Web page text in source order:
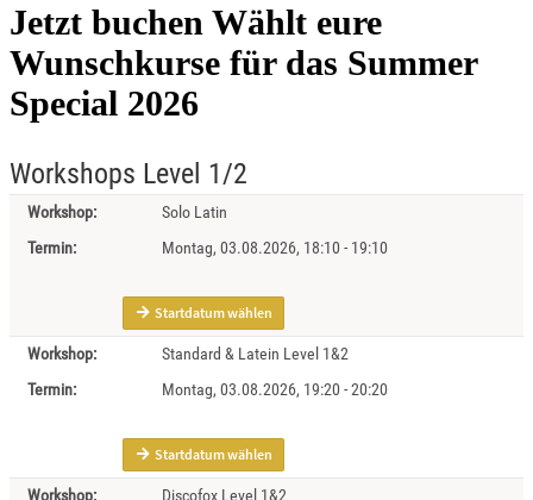
Jetzt buchen Wählt eure
Wunschkurse für das Summer
Special 2026